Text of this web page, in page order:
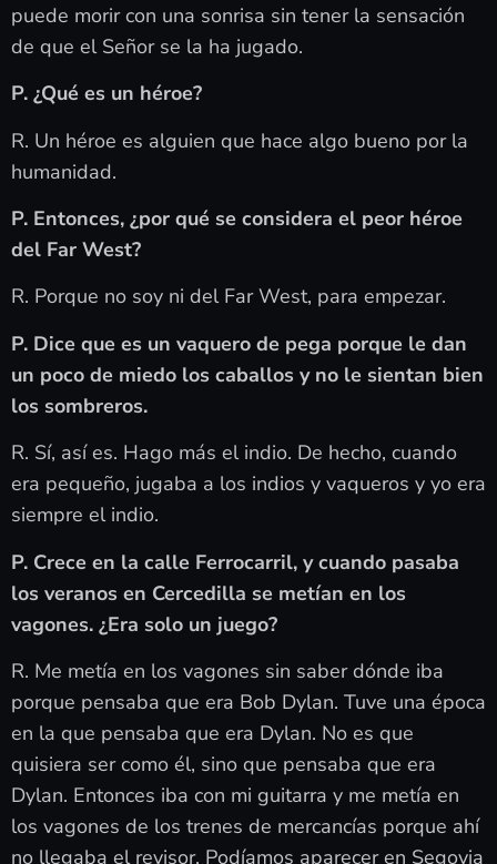
puede morir con una sonrisa sin tener la sensación
de que el Señor se la ha jugado.
P. ¿Qué es un héroe?
R. Un héroe es alguien que hace algo bueno por la
humanidad.
P. Entonces, ¿por qué se considera el peor héroe
del Far West?
R. Porque no soy ni del Far West, para empezar.
P. Dice que es un vaquero de pega porque le dan
un poco de miedo los caballos y no le sientan bien
los sombreros.
R. Sí, así es. Hago más el indio. De hecho, cuando
era pequeño, jugaba a los indios y vaqueros y yo era
siempre el indio.
P. Crece en la calle Ferrocarril, y cuando pasaba
los veranos en Cercedilla se metían en los
vagones. ¿Era solo un juego?
R. Me metía en los vagones sin saber dónde iba
porque pensaba que era Bob Dylan. Tuve una época
en la que pensaba que era Dylan. No es que
quisiera ser como él, sino que pensaba que era
Dylan. Entonces iba con mi guitarra y me metía en
los vagones de los trenes de mercancías porque ahí
no llegaba el revisor. Podíamos aparecer en Segovia